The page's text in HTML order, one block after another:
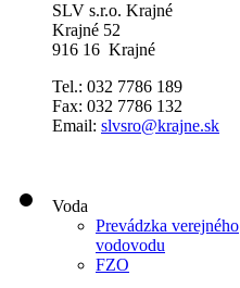
SLV s.r.o. Krajné
Krajné 52
916 16 Krajné
Tel.: 032 7786 189
Fax: 032 7786 132
Email: slvsro@krajne.sk
Voda
Prevádzka verejného
vodovodu
FZO